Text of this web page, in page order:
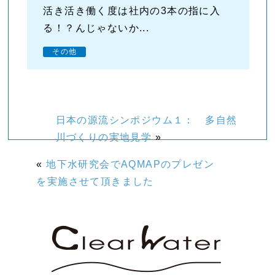
活き活き働く度は社内の3本の指に入
る！？んじゃないか...
その他
日本の源流シンポジウム１： 多自然
川づくりの実地見学»
«地下水研究会でAQMAPのプレゼン
を実施させて頂きました